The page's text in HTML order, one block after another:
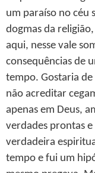
um paraíso no céu
dogmas da
aqui, nesse vale
consequências de
tempo. Gostaria
não acreditar
apenas em Deus,
verdades prontas
verdadeira
tempo e fui um